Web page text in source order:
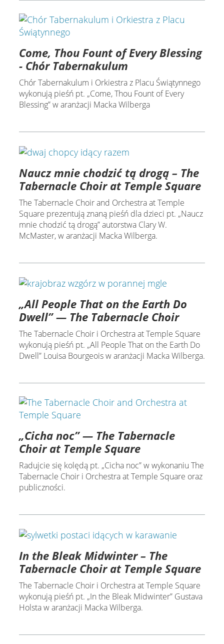
Come, Thou Fount of Every Blessing
- Chór Tabernakulum
Chór Tabernakulum i Orkiestra z Placu Świątynnego
wykonują pieśń pt. „Come, Thou Fount of Every
Blessing” w aranżacji Macka Wilberga
Naucz mnie chodzić tą drogą – The
Tabernacle Choir at Temple Square
The Tabernacle Choir and Orchestra at Temple
Square prezentują znaną pieśń dla dzieci pt. „Naucz
mnie chodzić tą drogą” autorstwa Clary W.
McMaster, w aranżacji Macka Wilberga.
„All People That on the Earth Do
Dwell” — The Tabernacle Choir
The Tabernacle Choir i Orchestra at Temple Square
wykonują pieśń pt. „All People That on the Earth Do
Dwell” Louisa Bourgeois w aranżacji Macka Wilberga.
„Cicha noc” — The Tabernacle
Choir at Temple Square
Radujcie się kolędą pt. „Cicha noc” w wykonaniu The
Tabernacle Choir i Orchestra at Temple Square oraz
publiczności.
In the Bleak Midwinter – The
Tabernacle Choir at Temple Square
The Tabernacle Choir i Orchestra at Temple Square
wykonują pieśń pt. „In the Bleak Midwinter” Gustava
Holsta w aranżacji Macka Wilberga.